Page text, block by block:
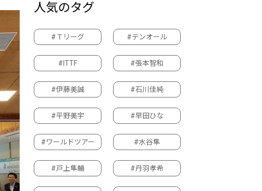
人気のタグ
#Ｔリーグ #テンオール
#ITTF #張本智和
#伊藤美誠 #石川佳純
#平野美宇 #早田ひな
#ワールドツアー #水谷隼
#戸上隼輔 #丹羽孝希